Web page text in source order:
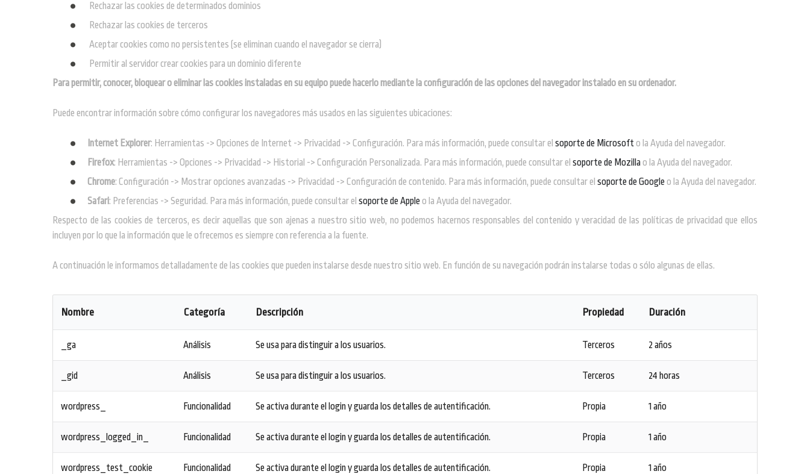
Rechazar las cookies de determinados dominios
Rechazar las cookies de terceros
Aceptar cookies como no persistentes (se eliminan cuando el navegador se cierra)
Permitir al servidor crear cookies para un dominio diferente
Para permitir, conocer, bloquear o eliminar las cookies instaladas en su equipo puede hacerlo mediante la configuración de las opciones del navegador instalado en su ordenador.
Puede encontrar información sobre cómo configurar los navegadores más usados en las siguientes ubicaciones:
Internet Explorer: Herramientas -> Opciones de Internet -> Privacidad -> Configuración. Para más información, puede consultar el soporte de Microsofto la Ayuda del navegador.
Firefox: Herramientas -> Opciones -> Privacidad -> Historial -> Configuración Personalizada. Para más información, puede consultar el soporte de Mozillao la Ayuda del navegador.
Chrome: Configuración -> Mostrar opciones avanzadas -> Privacidad -> Configuración de contenido. Para más información, puede consultar el soporte de Googleo la Ayuda del navegador.
Safari : Preferencias -> Seguridad. Para más información, puede consultar el soporte de Appleo la Ayuda del navegador.
Respecto de las cookies de terceros, es decir aquellas que son ajenas a nuestro sitio web, no podemos hacernos responsables del contenido y veracidad de las políticas de privacidad que ellos
incluyen por lo que la información que le ofrecemos es siempre con referencia a la fuente.
A continuación le informamos detalladamente de las cookies que pueden instalarse desde nuestro sitio web. En función de su navegación podrán instalarse todas o sólo algunas de ellas.
Nombre Categoría Descripción Propiedad Duración
_ga Análisis Se usa para distinguir a los usuarios. Terceros 2 años
_gid Análisis Se usa para distinguir a los usuarios. Terceros 24 horas
wordpress_ Funcionalidad Se activa durante el login y guarda los detalles de autentificación. Propia 1 año
wordpress_logged_in_ Funcionalidad Se activa durante el login y guarda los detalles de autentificación. Propia 1 año
wordpress_test_cookie Funcionalidad Se activa durante el login y guarda los detalles de autentificación. Propia 1 año